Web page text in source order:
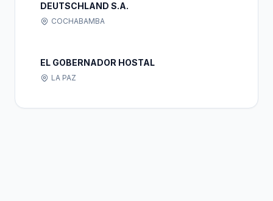
DEUTSCHLAND S.A.
COCHABAMBA
EL GOBERNADOR HOSTAL
LA PAZ